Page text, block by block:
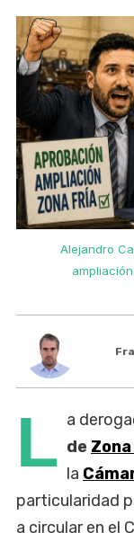
Alejandro
L a
de
la
particularidad
a circular en el